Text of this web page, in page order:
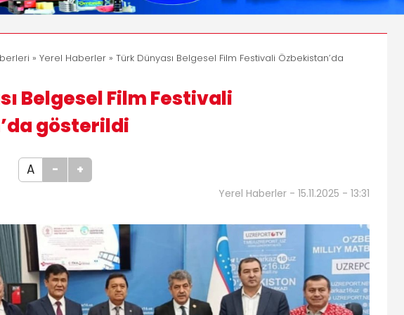
» Yerel Haberler » Türk Dünyası Belgesel Film Festivali Özbekistan’da
Belgesel Film Festivali
gösterildi
A - +
Yerel Haberler - 15.11.2025 - 13:31